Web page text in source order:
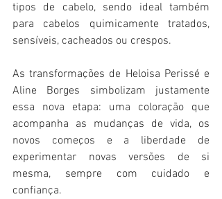
tipos de cabelo, sendo ideal também
para cabelos quimicamente tratados,
sensíveis, cacheados ou crespos.
As transformações de Heloisa Perissé e
Aline Borges simbolizam justamente
essa nova etapa: uma coloração que
acompanha as mudanças de vida, os
novos começos e a liberdade de
experimentar novas versões de si
mesma, sempre com cuidado e
confiança.